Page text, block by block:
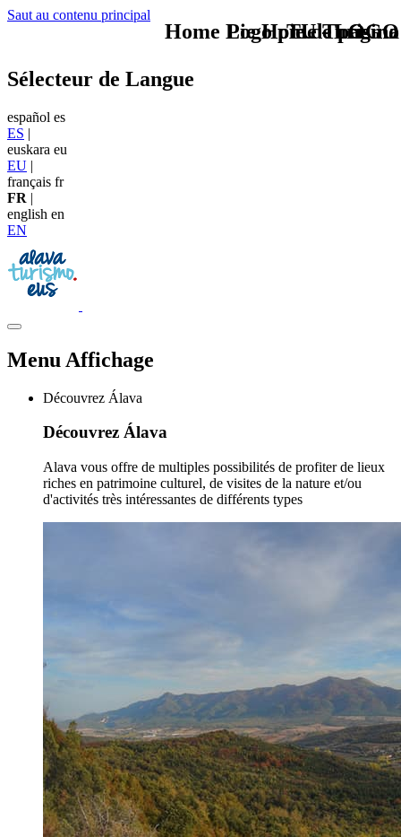
Saut au contenu principal
TU - LOGO
Sélecteur de Langue
español es
ES |
euskara eu
EU |
français fr
FR |
english en
EN
Menu Affichage
Découvrez Álava
Découvrez Álava
Alava vous offre de multiples possibilités de profiter de lieux
riches en patrimoine culturel, de visites de la nature et/ou
d'activités très intéressantes de différents types
Home Logo pie de página
Pie Home Turismo